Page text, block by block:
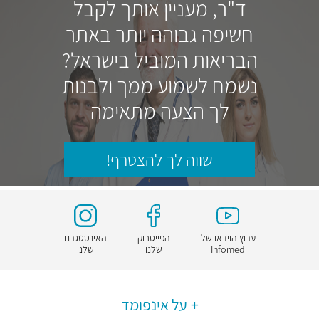
ד"ר, מעניין אותך לקבל
חשיפה גבוהה יותר באתר
הבריאות המוביל בישראל?
נשמח לשמוע ממך ולבנות
לך הצעה מתאימה
שווה לך להצטרף!
ערוץ הוידאו של
Infomed
הפייסבוק
שלנו
האינסטגרם
שלנו
על אינפומד